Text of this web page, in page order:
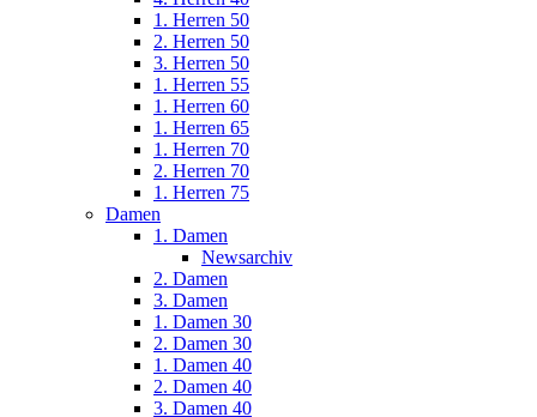
1. Herren 50
2. Herren 50
3. Herren 50
1. Herren 55
1. Herren 60
1. Herren 65
1. Herren 70
2. Herren 70
1. Herren 75
Damen
1. Damen
Newsarchiv
2. Damen
3. Damen
1. Damen 30
2. Damen 30
1. Damen 40
2. Damen 40
3. Damen 40